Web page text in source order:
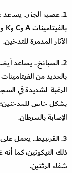
1. عصير الجزر..
الآثار المدمرة للتدخين.
2. السبانخ.. يساعد
بالعديد من
الرغبة الشديدة في
بشكل خاص للمدخنين؛
الإصابة بالسرطان.
3. القرنبيط.. يعمل
ذلك النيكوتين، كما
شفاء الرئتين.